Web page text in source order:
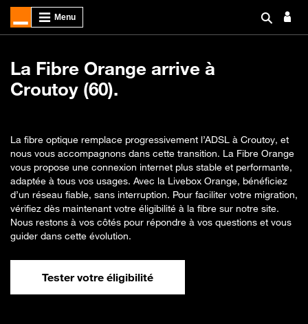
La Fibre Orange arrive à
Croutoy (60).
La fibre optique remplace progressivement l’ADSL à Croutoy, et
nous vous accompagnons dans cette transition. La Fibre Orange
vous propose une connexion internet plus stable et performante,
adaptée à tous vos usages. Avec la Livebox Orange, bénéficiez
d’un réseau fiable, sans interruption. Pour faciliter votre migration,
vérifiez dès maintenant votre éligibilité à la fibre sur notre site.
Nous restons à vos côtés pour répondre à vos questions et vous
guider dans cette évolution.
Tester votre éligibilité